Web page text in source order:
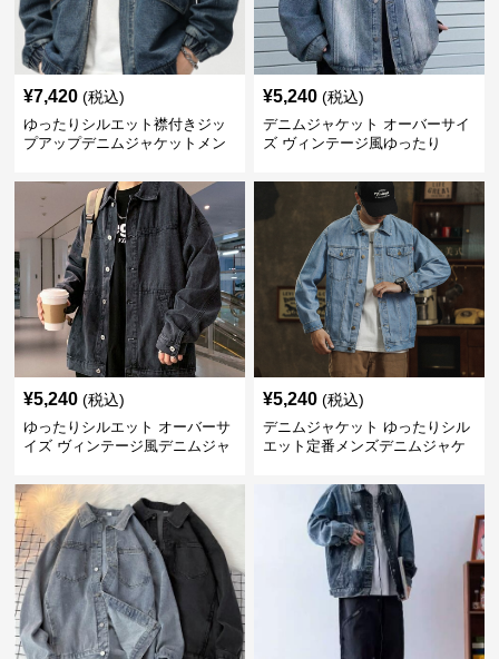
¥7,420 (税込)
ゆったりシルエット襟付きジッ
プアップデニムジャケットメン
¥5,240 (税込)
デニムジャケット オーバーサイ
ズ ヴィンテージ風ゆったり
¥5,240 (税込)
ゆったりシルエット オーバーサ
イズ ヴィンテージ風デニムジャ
¥5,240 (税込)
デニムジャケット ゆったりシル
エット定番メンズデニムジャケ